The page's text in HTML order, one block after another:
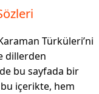
Türküleri’ni
dillerden
bu sayfada bir
içerikte, hem